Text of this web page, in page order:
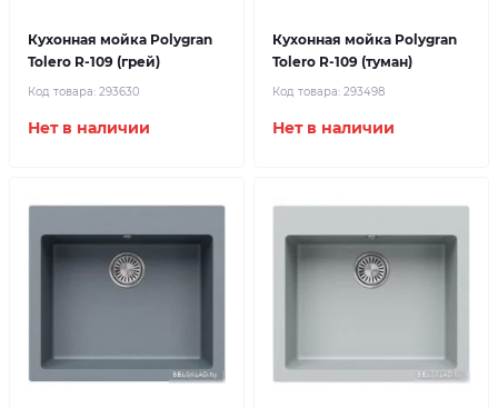
Кухонная мойка Polygran
Tolero R-109 (грей)
Код товара: 293630
Нет в наличии
Кухонная мойка Polygran
Tolero R-109 (туман)
Код товара: 293498
Нет в наличии